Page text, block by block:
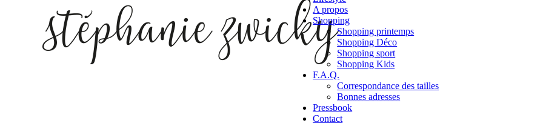
A propos
Shopping
Shopping printemps
Shopping Déco
Shopping sport
Shopping Kids
F.A.Q.
Correspondance des tailles
Bonnes adresses
Pressbook
Contact